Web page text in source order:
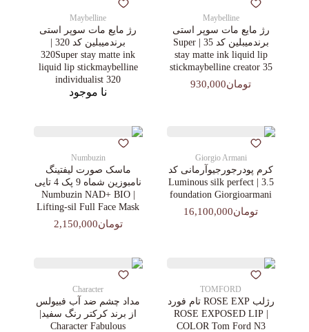
Maybelline
رژ مایع مات سوپر استی‌
برندمیبلین کد 35 | Super
stay matte ink liquid lip
stickmaybelline creator 35
تومان930,000
Maybelline
رژ مایع مات سوپر استی‌
برندمیبلین کد 320 |
320Super stay matte ink
liquid lip stickmaybelline
individualist 320
نا موجود
Giorgio Armani
کرم پودرجورجیوآرمانی کد
3.5 | Luminous silk perfect
foundation Giorgioarmani
تومان16,100,000
Numbuzin
ماسک صورت لیفتینگ
نامبوزین شماه 9 پک 4 تایی
| Numbuzin NAD+ BIO
Lifting-sil Full Face Mask
تومان2,150,000
TOMFORD
رژلب ROSE EXP تام فورد
| ROSE EXPOSED LIP
COLOR Tom Ford N3
Character
مداد چشم ضد آب فبیولس
از برند کرکتر رنگ سفید|
Character Fabulous